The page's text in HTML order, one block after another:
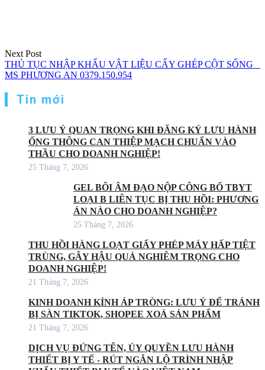
Next Post
THỦ TỤC NHẬP KHẨU VẬT LIỆU CẤY GHÉP CỘT SỐNG _
MS PHƯƠNG AN 0379.150.954
Tin mới
3 LƯU Ý QUAN TRỌNG KHI ĐĂNG KÝ LƯU HÀNH
ỐNG THÔNG CAN THIỆP MẠCH CHUẨN VÀO
THẦU CHO DOANH NGHIỆP!
25 Tháng 7, 2026
GEL BÔI ÂM ĐẠO NỘP CÔNG BỐ TBYT
LOẠI B LIÊN TỤC BỊ THU HỒI: PHƯƠNG
ÁN NÀO CHO DOANH NGHIỆP?
25 Tháng 7, 2026
THU HỒI HÀNG LOẠT GIẤY PHÉP MÁY HẤP TIỆT
TRÙNG, GÂY HẬU QUẢ NGHIÊM TRỌNG CHO
DOANH NGHIỆP!
21 Tháng 7, 2026
KINH DOANH KÍNH ÁP TRÒNG: LƯU Ý ĐỂ TRÁNH
BỊ SÀN TIKTOK, SHOPEE XOÁ SẢN PHẨM
21 Tháng 7, 2026
DỊCH VỤ ĐỨNG TÊN, ỦY QUYỀN LƯU HÀNH
THIẾT BỊ Y TẾ - RÚT NGẮN LỘ TRÌNH NHẬP